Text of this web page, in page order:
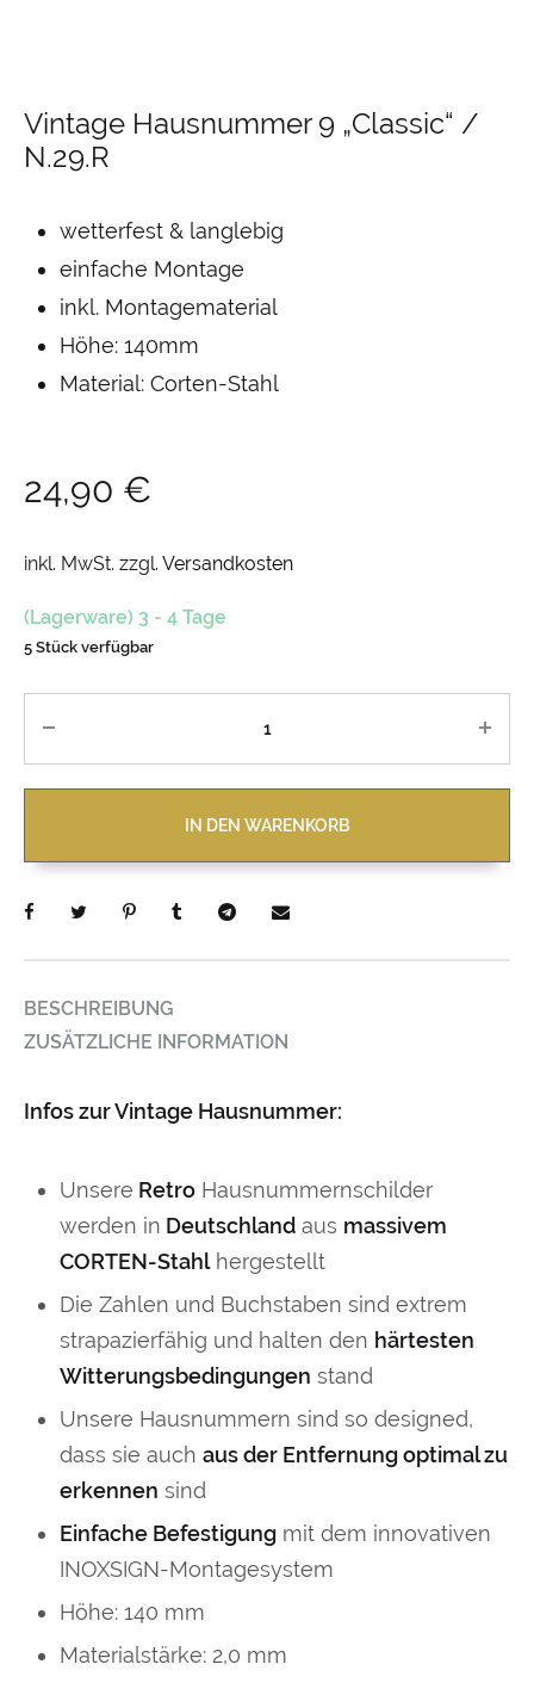
Vintage Hausnummer 9 „Classic“ /
N.29.R
wetterfest & langlebig
einfache Montage
inkl. Montagematerial
Höhe: 140mm
Material: Corten-Stahl
24,90 €
inkl. MwSt. zzgl. Versandkosten
(Lagerware) 3 - 4 Tage
5 Stück verfügbar
IN DEN WARENKORB
BESCHREIBUNG
ZUSÄTZLICHE INFORMATION
Infos zur Vintage Hausnummer:
Unsere Retro Hausnummernschilder
werden in Deutschland aus massivem
CORTEN-Stahlhergestellt
Die Zahlen und Buchstaben sind extrem
strapazierfähig und halten den härtesten
Witterungsbedingungen stand
Unsere Hausnummern sind so designed,
dass sie auch aus der Entfernung optimal zu
erkennen sind
Einfache Befestigung mit dem innovativen
INOXSIGN-Montagesystem
Höhe: 140 mm
Materialstärke: 2,0 mm